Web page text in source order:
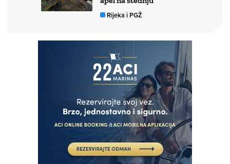
Rijeka i PGŽ